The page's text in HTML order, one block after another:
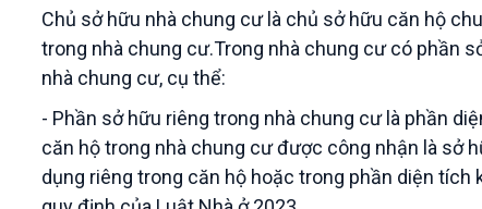
Chủ sở hữu nhà chung cư là chủ sở hữu căn hộ
trong nhà chung cư.Trong nhà chung cư có phần
nhà chung cư, cụ thể:
- Phần sở hữu riêng trong nhà chung cư là phần
căn hộ trong nhà chung cư được công nhận là sở
dụng riêng trong căn hộ hoặc trong phần diện